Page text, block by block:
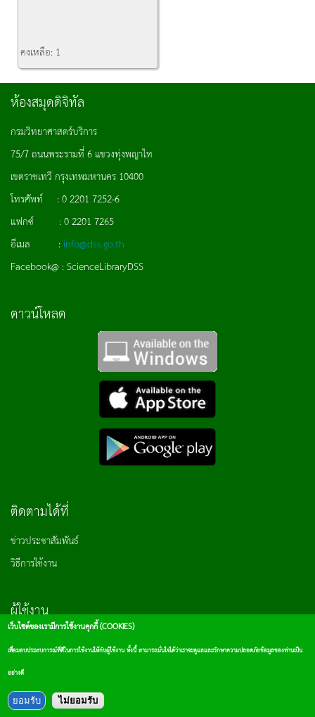
คงเหลือ: 1
ห้องสมุดดิจิทัล
กรมวิทยาศาสตร์บริการ
75/7 ถนนพระรามที่ 6 แขวงทุ่งพญาไท
เขตราชเทวี กรุงเทพมหานคร 10400
โทรศัพท์ : 0 2201 7252-6
แฟกซ์ : 0 2201 7265
อีเมล : info@dss.go.th
Facebook@ : ScienceLibraryDSS
ดาวน์โหลด
ติดตามได้ที่
ข่าวประชาสัมพันธ์
วิธีการใช้งาน
ผู้ใช้งาน
เข้าสู่ระบบ
เว็บไซต์ของเรามีการใช้งานคุกกี้ (COOKIES)
เพื่อมอบประสบการณ์ที่ดีในการใช้งานให้กับผู้ใช้งาน ทั้งนี้ สามารถมั่นใจได้ว่าเราจะดูแลและรักษาความปลอดภัยข้อมูลของท่านเป็น
อย่างดี
ยอมรับ ไม่ยอมรับ